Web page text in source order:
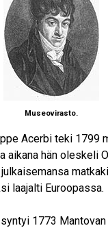
Museovirasto.
Acerbi teki 1799
aikana hän oleskeli
julkaisemansa
laajalti Euroopassa.
1773